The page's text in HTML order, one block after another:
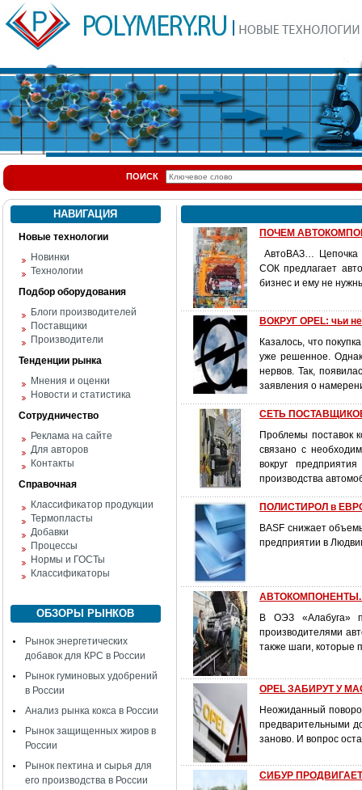
ПОИСК
НАВИГАЦИЯ
Новые технологии
Новинки
Технологии
Подбор оборудования
Блоги производителей
Поставщики
Производители
Тенденции рынка
Мнения и оценки
Новости и статистика
Сотрудничество
Реклама на сайте
Для авторов
Контакты
Справочная
Классификатор продукции
Термопласты
Добавки
Процессы
Нормы и ГОСТы
Классификаторы
ОБЗОРЫ РЫНКОВ
Рынок энергетических
добавок для КРС в России
Рынок гуминовых удобрений
в России
Анализ рынка кокса в России
Рынок защищенных жиров в
России
Рынок пектина и сырья для
его производства в России
ПОЧЕМ
АвтоВАЗ… Цепочка
СОК предлагает
бизнес и ему не
ВОКРУГ OPEL: чьи
Казалось, что
уже решенное.
нервов. Так,
заявления о
СЕТЬ
Проблемы поставок
связано с
вокруг
производства
ПОЛИСТИРОЛ в
BASF снижает
предприятии в
АВТОКОМПОНЕНТЫ.
В ОЭЗ «Алабуга»
производителями
также шаги, которые
OPEL ЗАБИРУТ У
Неожиданный
предварительными
заново. И вопрос
СИБУР